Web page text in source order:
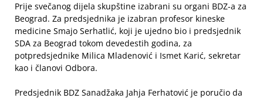
Prije svečanog dijela skupštine izabrani su organi BDZ-a za
Beograd. Za predsjednika je izabran profesor kineske
medicine Smajo Serhatlić, koji je ujedno bio i predsjednik
SDA za Beograd tokom devedestih godina, za
potpredsjednike Milica Mladenović i Ismet Karić, sekretar
kao i članovi Odbora.
Predsjednik BDZ Sanadžaka Jahja Ferhatović je poručio da